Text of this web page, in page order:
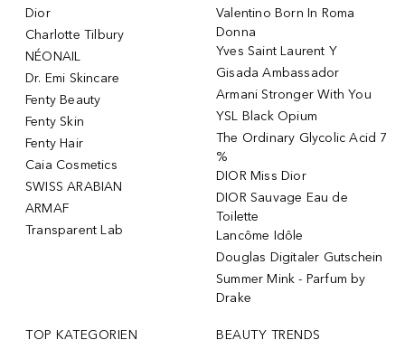
Dior
Charlotte Tilbury
NÉONAIL
Dr. Emi Skincare
Fenty Beauty
Fenty Skin
Fenty Hair
Caia Cosmetics
SWISS ARABIAN
ARMAF
Transparent Lab
Valentino Born In Roma
Donna
Yves Saint Laurent Y
Gisada Ambassador
Armani Stronger With You
YSL Black Opium
The Ordinary Glycolic Acid 7
%
DIOR Miss Dior
DIOR Sauvage Eau de
Toilette
Lancôme Idôle
Douglas Digitaler Gutschein
Summer Mink - Parfum by
Drake
TOP KATEGORIEN BEAUTY TRENDS